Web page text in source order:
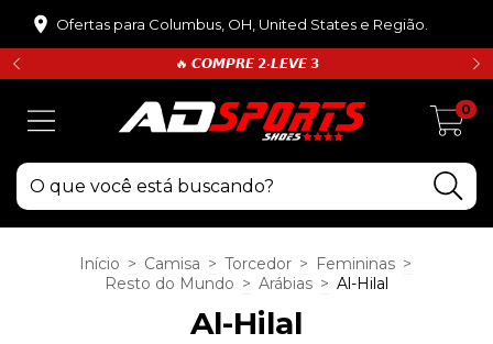
Ofertas para Columbus, OH, United States e Região.
🔥 𝘾𝙊𝙈𝙋𝙍𝙀 𝟮•𝙇𝙀𝙑𝙀 𝟯
0
Início > Camisa > Torcedor > Femininas >
Resto do Mundo > Arábias > Al-Hilal
Al-Hilal